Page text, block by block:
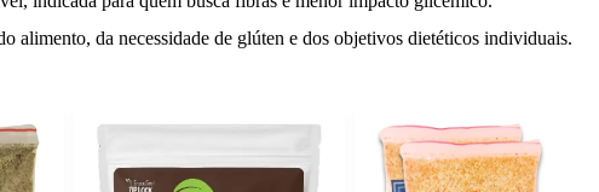
alimento, da necessidade de glúten e dos objetivos dietéticos individuais.